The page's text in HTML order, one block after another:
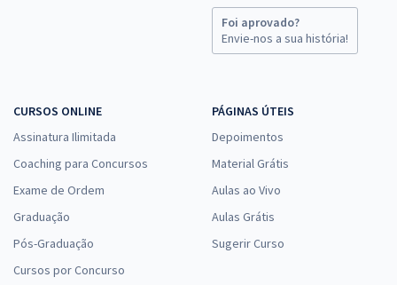
Foi aprovado?
Envie-nos a sua história!
CURSOS ONLINE
Assinatura Ilimitada
Coaching para Concursos
Exame de Ordem
Graduação
Pós-Graduação
Cursos por Concurso
PÁGINAS ÚTEIS
Depoimentos
Material Grátis
Aulas ao Vivo
Aulas Grátis
Sugerir Curso